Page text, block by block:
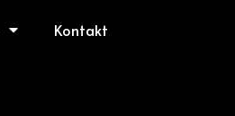
Kontakt